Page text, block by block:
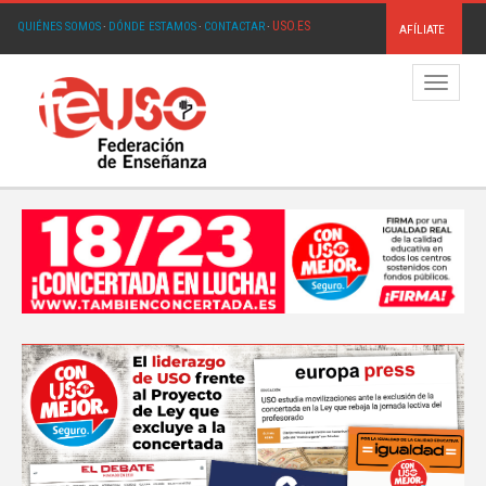
QUIÉNES SOMOS· DÓNDE ESTAMOS· CONTACTAR· USO.ES AFÍLIATE
Menú